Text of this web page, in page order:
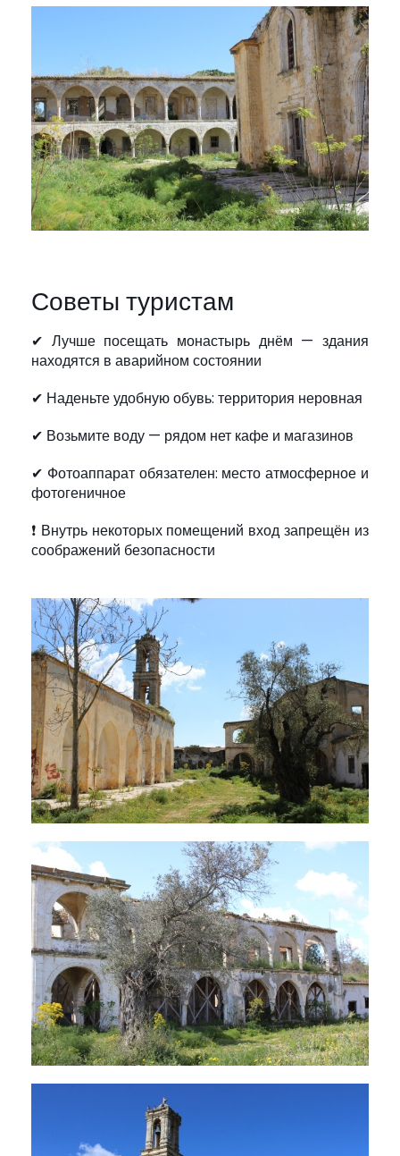
Советы туристам
✔ Лучше посещать монастырь днём — здания
находятся в аварийном состоянии
✔ Наденьте удобную обувь: территория неровная
✔ Возьмите воду — рядом нет кафе и магазинов
✔ Фотоаппарат обязателен: место атмосферное и
фотогеничное
❗ Внутрь некоторых помещений вход запрещён из
соображений безопасности